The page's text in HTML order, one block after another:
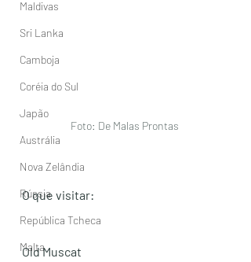
Maldivas
Sri Lanka
Camboja
Coréia do Sul
Japão
Austrália
Nova Zelândia
Rússia
República Tcheca
Malta
Foto: De Malas Prontas
O que visitar:
Old Muscat